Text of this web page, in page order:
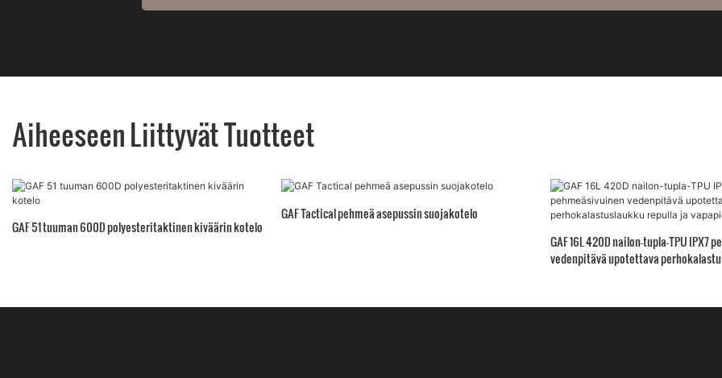
Aiheeseen Liittyvät Tuotteet
GAF 51 tuuman 600D polyesteritaktinen kiväärin kotelo
GAF Tactical pehmeä asepussin suojakotelo
GAF 16L 420D nailon-tupla-TPU IPX7
vedenpitävä upotettava